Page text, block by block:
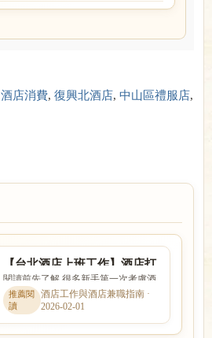
酒店消費, 復興北酒店, 中山區禮服店,
【台北酒店上班工作】酒店打
工心得,酒店小姐心酸報你知
閱讀前先了解 很多新手第一次考慮酒
店工作時，會同時擔心工作內容、安
全性、收入、上班時間與是...
酒店工作與酒店兼職指南 ·
2026-02-01